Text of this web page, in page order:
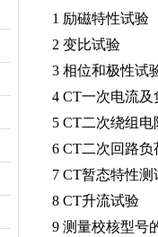
1 励磁特性试验
2 变比试验
3 相位和极性试
4 CT一次电流
5 CT二次绕组电
6 CT二次回路负
7 CT暂态特性测
8 CT升流试验
9 测量校核型号